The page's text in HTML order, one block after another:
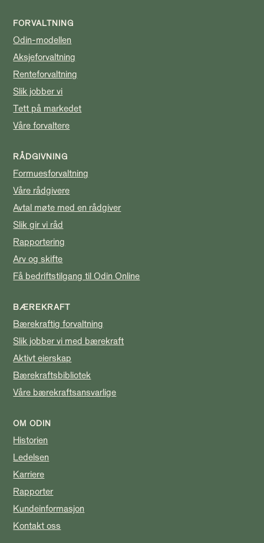
FORVALTNING
Odin-modellen
Aksjeforvaltning
Renteforvaltning
Slik jobber vi
Tett på markedet
Våre forvaltere
RÅDGIVNING
Formuesforvaltning
Våre rådgivere
Avtal møte med en rådgiver
Slik gir vi råd
Rapportering
Arv og skifte
Få bedriftstilgang til Odin Online
BÆREKRAFT
Bærekraftig forvaltning
Slik jobber vi med bærekraft
Aktivt eierskap
Bærekraftsbibliotek
Våre bærekraftsansvarlige
OM ODIN
Historien
Ledelsen
Karriere
Rapporter
Kundeinformasjon
Kontakt oss